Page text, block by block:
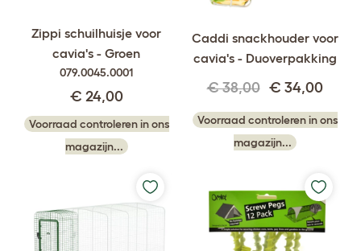
Zippi schuilhuisje voor
cavia's - Groen
079.0045.0001
€ 24,00
Voorraad controleren in ons
magazijn...
Caddi snackhouder voor
cavia's - Duoverpakking
€ 38,00 € 34,00
Voorraad controleren in ons
magazijn...